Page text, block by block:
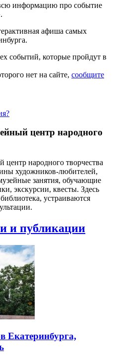
информацию про событие
афиша самых
событий, которые пройдут в
нет на сайте, сообщите
центр народного
центр народного творчества
художников-любителей,
занятия, обучающие
экскурсии, квесты. Здесь
устраиваются
и публикации
Екатеринбурга,